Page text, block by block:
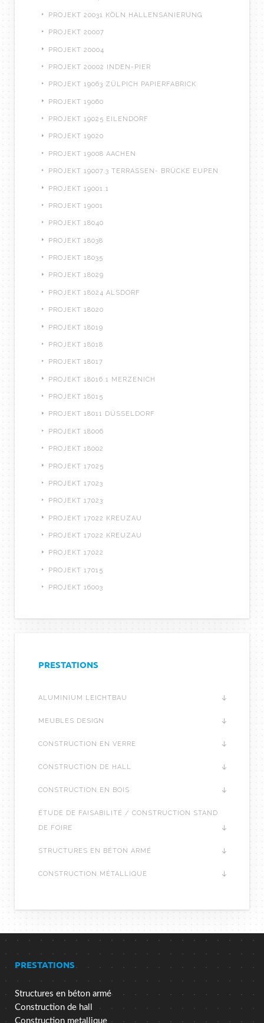
PROJEKT 20031 KÖLN HALLENSANIERUNG
PROJEKT 20007
PROJEKT 20004
PROJEKT 20002 INDEN-PIER
PROJEKT 19063 ZÜLPICH PAPIERFABRICK
PROJEKT 19060
PROJEKT 19025 EILENDORF
PROJEKT 19020
PROJEKT 19008 AACHEN
PROJEKT 19007.3 TERRASSEN- BRÜCKE EUPEN
PROJEKT 19001.1
PROJEKT 19001
PROJEKT 18040
PROJEKT 18038
PROJEKT 18035
PROJEKT 18029
PROJEKT 18024 ALSDORF
PROJEKT 18020
PROJEKT 18019
PROJEKT 18018
PROJEKT 18017
PROJEKT 18016.1 MERZENICH
PROJEKT 18015
PROJEKT 18011 DÜSSELDORF
PROJEKT 18006
PROJEKT 18002
PROJEKT 17025
PROJEKT 17023
PROJEKT 17023
PROJEKT 17022 KREUZAU
PROJEKT 17022 KREUZAU
PROJEKT 17022
PROJEKT 17015
PROJEKT 16003
PRESTATIONS
ALUMINIUM LEICHTBAU
MEUBLES DESIGN
CONSTRUCTION EN VERRE
CONSTRUCTION DE HALL
CONSTRUCTION EN BOIS
ÉTUDE DE FAISABILITÉ / CONSTRUCTION STAND
DE FOIRE
STRUCTURES EN BÉTON ARMÉ
CONSTRUCTION MÉTALLIQUE
PRESTATIONS
Structures en béton armé
Construction de hall
Construction metallique